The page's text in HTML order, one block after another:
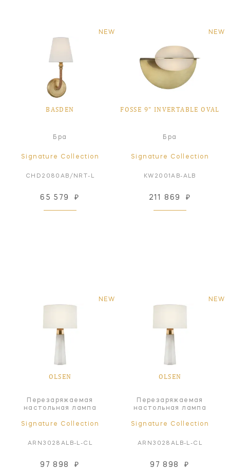
NEW
BASDEN
Бра
Signature Collection
CHD2080AB/NRT-L
65 579 ₽
NEW
FOSSE 9" INVERTABLE OVAL
Бра
Signature Collection
KW2001AB-ALB
211 869 ₽
NEW
OLSEN
Перезаряжаемая
настольная лампа
Signature Collection
ARN3028ALB-L-CL
97 898 ₽
NEW
OLSEN
Перезаряжаемая
настольная лампа
Signature Collection
ARN3028ALB-L-CL
97 898 ₽